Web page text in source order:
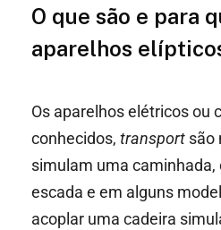
O que são e para
aparelhos
Os aparelhos elétricos ou
conhecidos, transport são
simulam uma caminhada,
escada e em alguns
acoplar uma cadeira